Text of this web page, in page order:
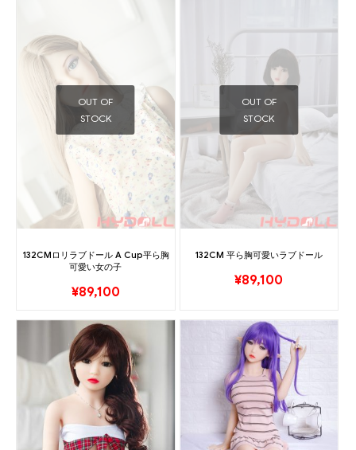
OUT OF
STOCK
132CMロリラブドール A Cup平ら胸
可愛い女の子
¥89,100
OUT OF
STOCK
132CM 平ら胸可愛いラブドール
¥89,100